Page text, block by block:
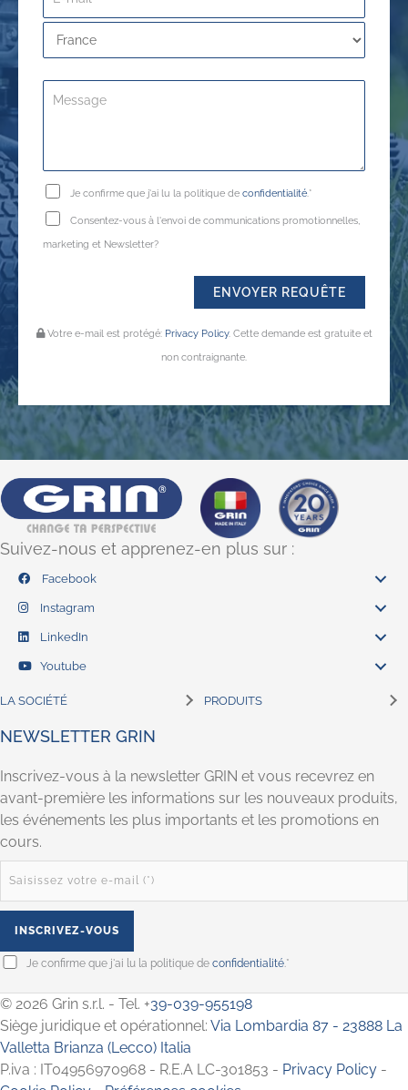
Je confirme que j'ai lu la politique de confidentialité.*
Consentez-vous à l'envoi de communications promotionnelles,
marketing et Newsletter?
Votre e-mail est protégé: Privacy Policy. Cette demande est gratuite et
non contraignante.
Suivez-nous et apprenez-en plus sur :
Facebook
Instagram
LinkedIn
Youtube
LA SOCIÉTÉ PRODUITS
NEWSLETTER GRIN
Inscrivez-vous à la newsletter GRIN et vous recevrez en
avant-première les informations sur les nouveaux produits,
les événements les plus importants et les promotions en
cours.
Je confirme que j'ai lu la politique de confidentialité.*
© 2026 Grin s.r.l. - Tel. +39-039-955198
Siège juridique et opérationnel: Via Lombardia 87 - 23888 La
Valletta Brianza (Lecco) Italia
P.iva : IT04956970968 - R.E.A LC-301853 - Privacy Policy -